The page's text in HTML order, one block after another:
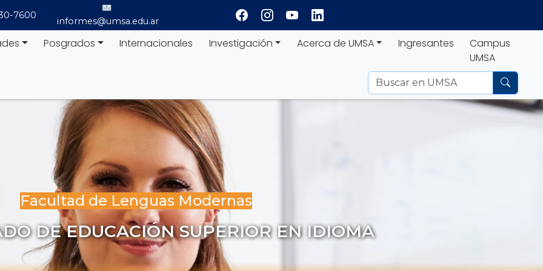
7600
informes@umsa.edu.ar
Posgrados Internacionales Investigación Acerca de UMSA Ingresantes
Campus
UMSA
DE EDUCACIÓN SUPERIOR EN IDIOMA
Facultad de Lenguas Modernas